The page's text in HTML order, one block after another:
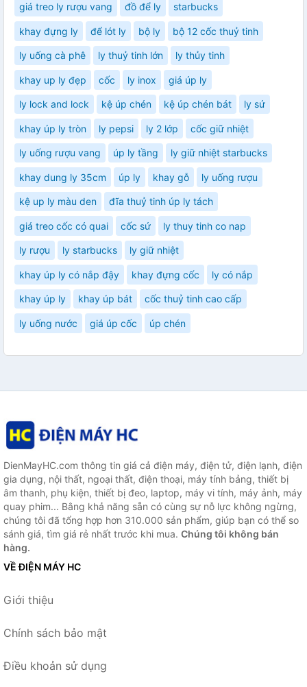
giá treo ly rượu vang đồ để ly starbucks
khay đựng ly để lót ly bộ ly bộ 12 cốc thuỷ tinh
ly uống cà phê ly thuỷ tinh lớn ly thủy tinh
khay up ly đẹp cốc ly inox giá úp ly
ly lock and lock kệ úp chén kệ úp chén bát ly sứ
khay úp ly tròn ly pepsi ly 2 lớp cốc giữ nhiệt
ly uống rượu vang úp ly tầng ly giữ nhiệt starbucks
khay dung ly 35cm úp ly khay gỗ ly uống rượu
kệ up ly màu den đĩa thuỷ tinh úp ly tách
giá treo cốc có quai cốc sứ ly thuy tinh co nap
ly rượu ly starbucks ly giữ nhiệt
khay úp ly có nắp đậy khay đựng cốc ly có nắp
khay úp ly khay úp bát cốc thuỷ tinh cao cấp
ly uống nước giá úp cốc úp chén
DienMayHC.com thông tin giá cả điện máy, điện tử, điện lạnh, điện
gia dụng, nội thất, ngoại thất, điện thoại, máy tính bảng, thiết bị
âm thanh, phụ kiện, thiết bị đeo, laptop, máy vi tính, máy ảnh, máy
quay phim... Bằng khả năng sẵn có cùng sự nỗ lực không ngừng,
chúng tôi đã tổng hợp hơn 310.000 sản phẩm, giúp bạn có thể so
sánh giá, tìm giá rẻ nhất trước khi mua. Chúng tôi không bán
hàng.
VỀ ĐIỆN MÁY HC
Giới thiệu
Chính sách bảo mật
Điều khoản sử dụng